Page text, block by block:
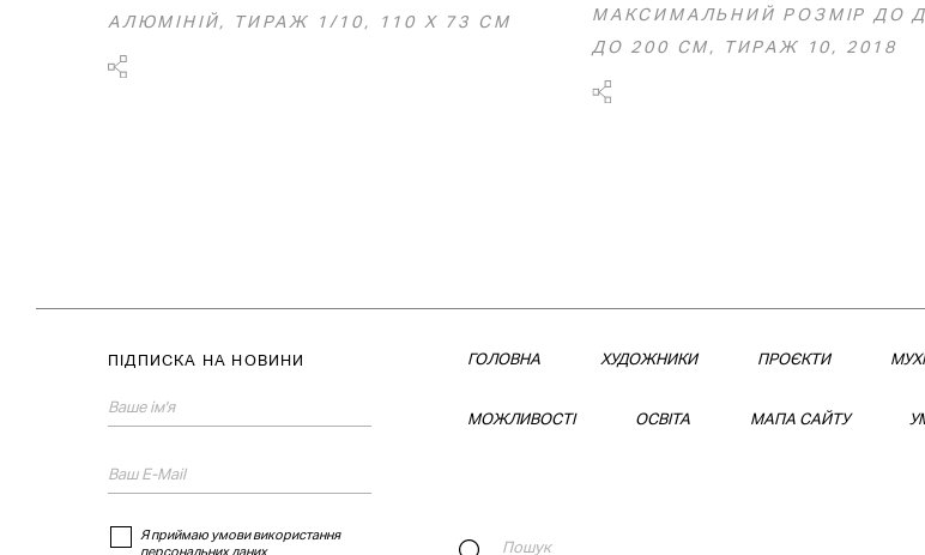
АЛЮМІНІЙ, ТИРАЖ 1/10, 110 Х 73 СМ
МАКСИМАЛЬНИЙ РОЗМІР ДО
ДО 200 СМ, ТИРАЖ 10, 2018
ПІДПИСКА НА НОВИНИ
Я приймаю умови використання
персональних даних
ГОЛОВНА XУДОЖНИКИ ПРОЄКТИ МУХІ
МОЖЛИВОСТІ ОСВІТА МАПА САЙТУ